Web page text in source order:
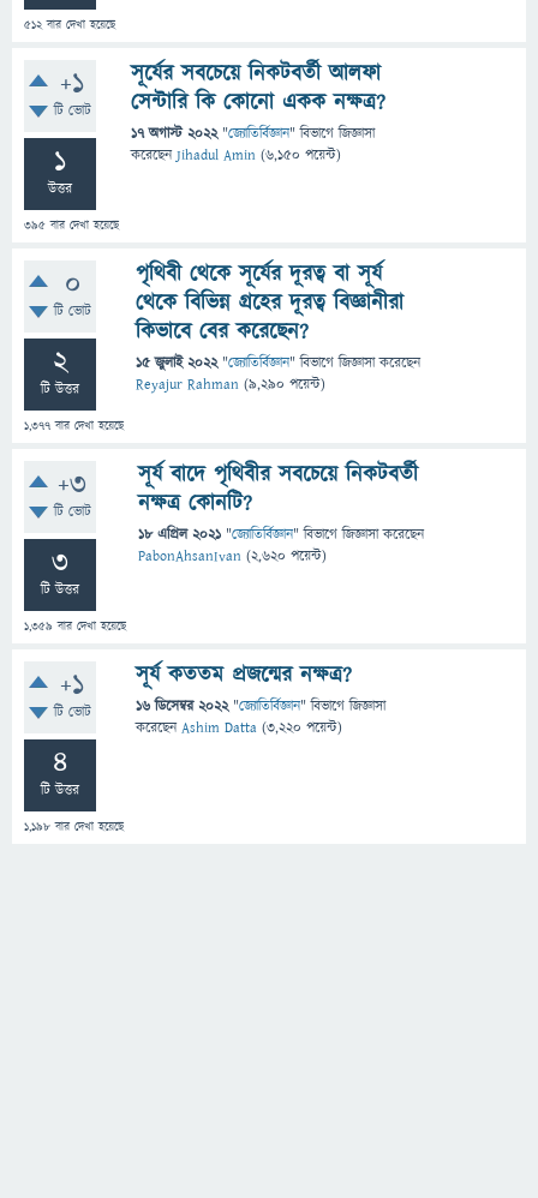
512বার দেখা হয়েছে
+1
টি ভোট
1
উত্তর
395 বার দেখা হয়েছে
সূর্যের সবচেয়ে নিকটবর্তী আলফা
সেন্টারি কি কোনো একক নক্ষত্র?
17 অগাস্ট 2022 "জ্যোতির্বিজ্ঞান" বিভাগে জিজ্ঞাসা
করেছেনJihadul Amin (6,150 পয়েন্ট)
0
টি ভোট
2
টি উত্তর
1,377 বার দেখা হয়েছে
পৃথিবী থেকে সূর্যের দূরত্ব বা সূর্য
থেকে বিভিন্ন গ্রহের দূরত্ব বিজ্ঞানীরা
কিভাবে বের করেছেন?
15 জুলাই 2022 "জ্যোতির্বিজ্ঞান" বিভাগে জিজ্ঞাসাকরেছেন
Reyajur Rahman (9,290 পয়েন্ট)
+3
টি ভোট
3
টি উত্তর
1,359 বার দেখা হয়েছে
সূর্য বাদে পৃথিবীর সবচেয়ে নিকটবর্তী
নক্ষত্র কোনটি?
18 এপ্রিল 2021 "জ্যোতির্বিজ্ঞান" বিভাগে জিজ্ঞাসাকরেছেন
PabonAhsanIvan (2,620 পয়েন্ট)
+1
টি ভোট
4
টি উত্তর
1,198 বার দেখা হয়েছে
সূর্য কততম প্রজন্মের নক্ষত্র?
16 ডিসেম্বর 2022 "জ্যোতির্বিজ্ঞান" বিভাগে জিজ্ঞাসা
করেছেনAshim Datta (3,220 পয়েন্ট)